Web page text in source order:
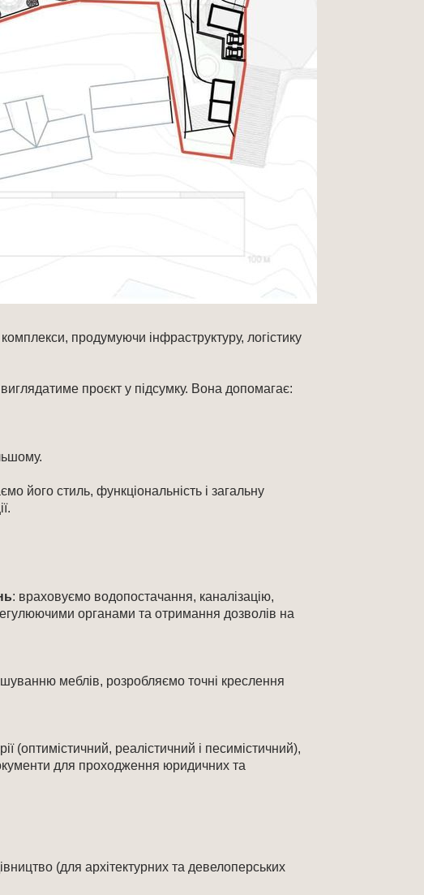
продумуючи інфраструктуру, логістику
проєкт у підсумку. Вона допомагає:
його стиль, функціональність і загальну
: враховуємо водопостачання, каналізацію,
органами та отримання дозволів на
меблів, розробляємо точні креслення
реалістичний і песимістичний),
для проходження юридичних та
(для архітектурних та девелоперських